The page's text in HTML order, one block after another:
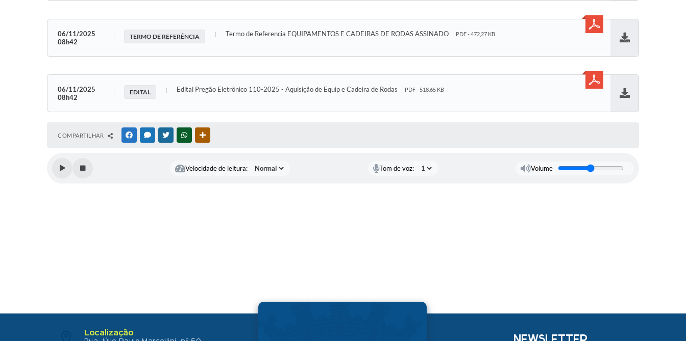
06/11/2025
08h42
TERMO DE REFERÊNCIA Termo de Referencia EQUIPAMENTOS E CADEIRAS DE RODAS ASSINADO PDF - 472,27 KB
06/11/2025
08h42
EDITAL Edital Pregão Eletrônico 110-2025 - Aquisição de Equip e Cadeira de Rodas PDF - 518,65 KB
COMPARTILHAR FACEBOOKMESSENGER
TWITTERWHATSAPP
Velocidade de leitura: Tom de voz: Volume
Localização